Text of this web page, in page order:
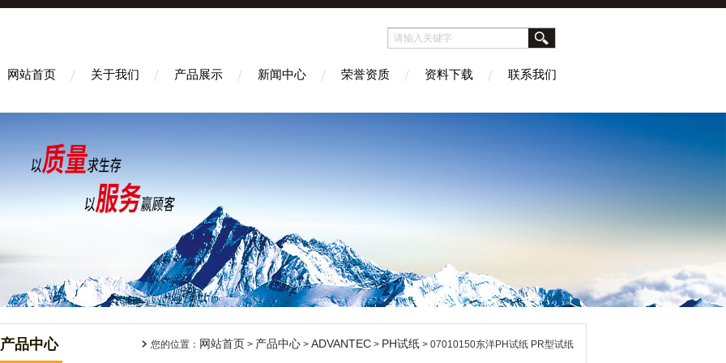
网站首页 关于我们 产品展示 新闻中心 荣誉资质 资料下载 联系我们
产品中心 您的位置： 网站首页 > 产品中心 > ADVANTEC > PH试纸 > 07010150东洋PH试纸 PR型试纸